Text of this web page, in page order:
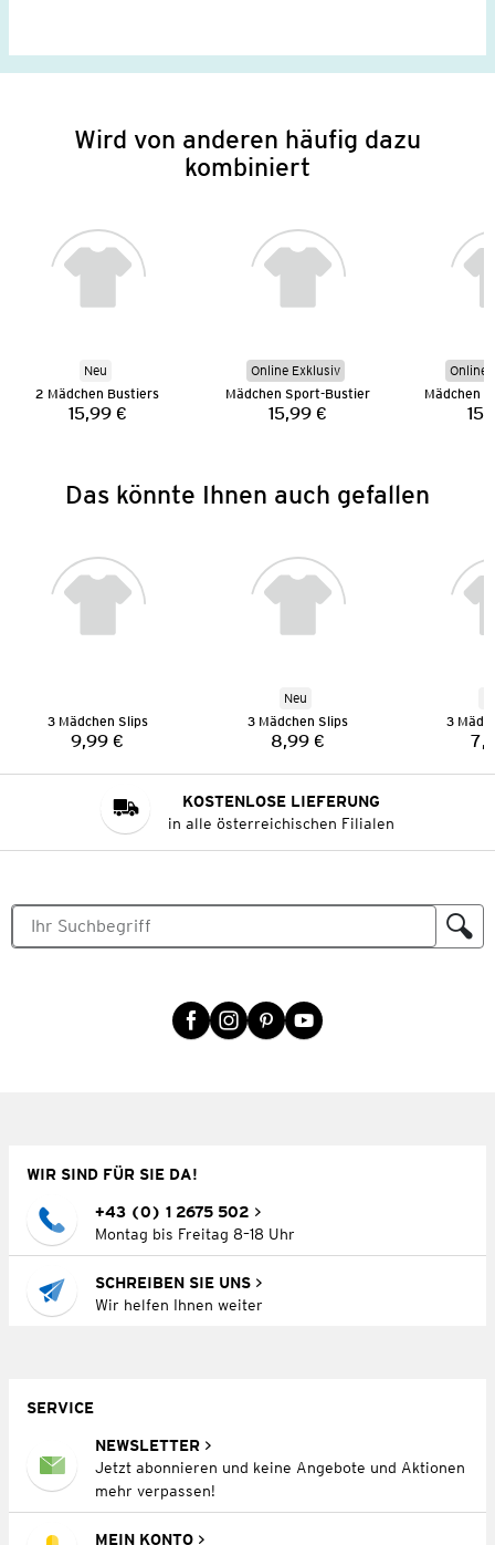
Wird von anderen häufig dazu
kombiniert
Neu
2 Mädchen Bustiers
Preis:
15,99 €
Online Exklusiv
Mädchen Sport-Bustier
Preis:
15,99 €
Online
Mädchen
Das könnte Ihnen auch gefallen
3 Mädchen Slips
Preis:
9,99 €
Neu
3 Mädchen Slips
Preis:
8,99 €
3
KOSTENLOSE LIEFERUNG
in alle österreichischen Filialen
WIR SIND FÜR SIE DA!
+43 (0) 1 2675 502
Montag bis Freitag 8–18 Uhr
SCHREIBEN SIE UNS
Wir helfen Ihnen weiter
SERVICE
NEWSLETTER
Jetzt abonnieren und keine Angebote und Aktionen
mehr verpassen!
MEIN KONTO